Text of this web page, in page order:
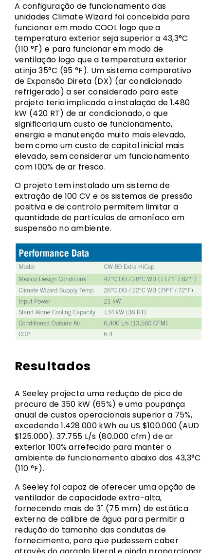
A configuração de funcionamento das
unidades Climate Wizard foi concebida para
funcionar em modo COOL logo que a
temperatura exterior seja superior a 43,3°C
(110 °F) e para funcionar em modo de
ventilação logo que a temperatura exterior
atinja 35°C (95 °F). Um sistema comparativo
de Expansão Direta (DX) (ar condicionado
refrigerado) a ser considerado para este
projeto teria implicado a instalação de 1.480
kW (420 RT) de ar condicionado, o que
significaria um custo de funcionamento,
energia e manutenção muito mais elevado,
bem como um custo de capital inicial mais
elevado, sem considerar um funcionamento
com 100% de ar fresco.
O projeto tem instalado um sistema de
extração de 100 CV e os sistemas de pressão
positiva e de controlo permitem limitar a
quantidade de partículas de amoníaco em
suspensão no ambiente.
Resultados
A Seeley projecta uma redução de pico de
procura de 350 kW (65%) e uma poupança
anual de custos operacionais superior a 75%,
excedendo 1.428.000 kWh ou US $100.000 (AUD
$125.000). 37.755 L/s (80.000 cfm) de ar
exterior 100% arrefecido para manter o
ambiente de funcionamento abaixo dos 43,3°C
(110 °F).
A Seeley foi capaz de oferecer uma opção de
ventilador de capacidade extra-alta,
fornecendo mais de 3" (75 mm) de estática
externa de calibre de água para permitir a
redução do tamanho das condutas de
fornecimento, para que pudessem caber